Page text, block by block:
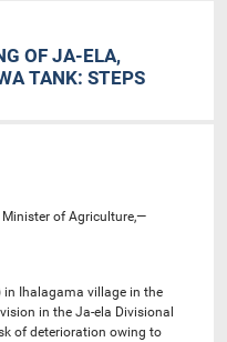
OF JA-ELA,
TANK: STEPS
of Agriculture,—
Ihalagama village in the
in the Ja-ela Divisional
of deterioration owing to